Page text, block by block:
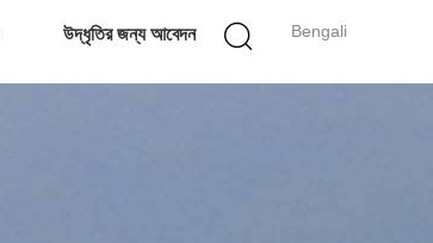
Bengali
উদ্ধৃতির জন্য আবেদন